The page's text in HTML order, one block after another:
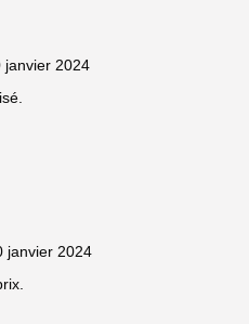
janvier 2024
janvier 2024